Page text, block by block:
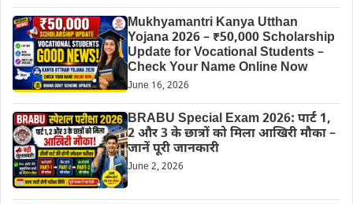
Mukhyamantri Kanya Utthan
Yojana 2026 – ₹50,000 Scholarship
Update for Vocational Students –
Check Your Name Online Now
June 16, 2026
BRABU Special Exam 2026: पार्ट 1,
2 और 3 के छात्रों को मिला आखिरी मौका –
जानें पूरी जानकारी
June 2, 2026